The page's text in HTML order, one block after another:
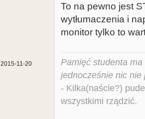
2015-11-20
To na pewno jest
wytłumaczenia i
monitor tylko to
Pamięć studenta
jednocześnie nic nie
- Kilka(naście?)
wszystkimi rządzić.